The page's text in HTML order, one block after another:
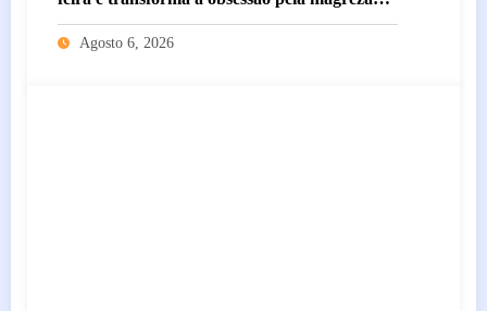
em um perturbador pesadelo de body horror
Agosto 6, 2026